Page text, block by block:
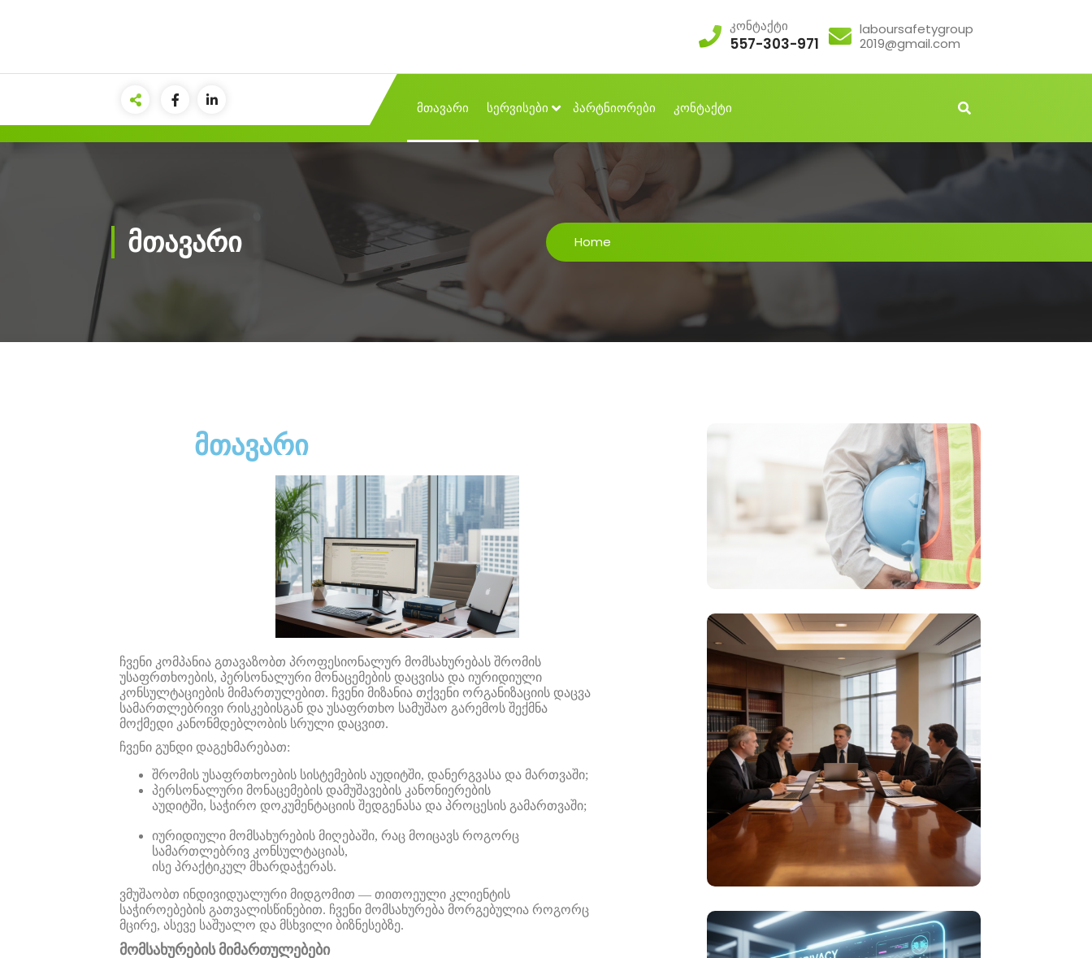
კონტაქტი
557-303-971
laboursafetygroup
2019@gmail.com
მთავარი სერვისები პარტნიორები კონტაქტი
მთავარი Home
მთავარი
ჩვენი კომპანია გთავაზობთ პროფესიონალურ მომსახურებას შრომის
უსაფრთხოების, პერსონალური მონაცემების დაცვისა და იურიდიული
კონსულტაციების მიმართულებით. ჩვენი მიზანია თქვენი ორგანიზაციის დაცვა
სამართლებრივი რისკებისგან და უსაფრთხო სამუშაო გარემოს შექმნა
მოქმედი კანონმდებლობის სრული დაცვით.
ჩვენი გუნდი დაგეხმარებათ:
შრომის უსაფრთხოების სისტემების აუდიტში, დანერგვასა და მართვაში;
პერსონალური მონაცემების დამუშავების კანონიერების
აუდიტში, საჭირო დოკუმენტაციის შედგენასა და პროცესის გამართვაში;
იურიდიული მომსახურების მიღებაში, რაც მოიცავს როგორც
სამართლებრივ კონსულტაციას,
ისე პრაქტიკულ მხარდაჭერას.
ვმუშაობთ ინდივიდუალური მიდგომით — თითოეული კლიენტის
საჭიროებების გათვალისწინებით. ჩვენი მომსახურება მორგებულია როგორც
მცირე, ასევე საშუალო და მსხვილი ბიზნესებზე.
მომსახურების მიმართულებები